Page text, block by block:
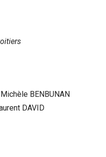
Michèle BENBUNAN
DAVID